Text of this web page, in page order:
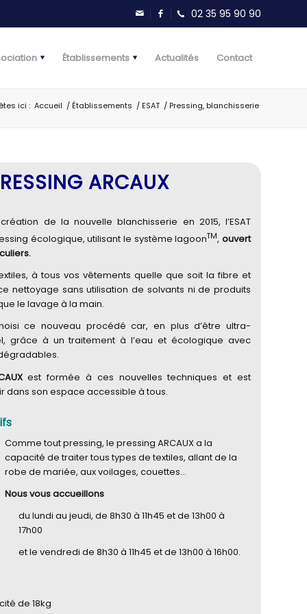
Établissements Actualités Contact
ici : Accueil / Établissements / ESAT / Pressing, blanchisserie
ARCAUX
de la nouvelle blanchisserie en 2015, l’ESAT
écologique, utilisant le système lagoonTM, ouvert
à tous vos vêtements quelle que soit la fibre et
nettoyage sans utilisation de solvants ni de produits
le lavage à la main.
ce nouveau procédé car, en plus d’être ultra-
grâce à un traitement à l’eau et écologique avec
est formée à ces nouvelles techniques et est
dans son espace accessible à tous.
Comme tout pressing, le pressing ARCAUX a la
capacité de traiter tous types de textiles, allant de la
robe de mariée, aux voilages, couettes…
Nous vous accueillons
du lundi au jeudi, de 8h30 à 11h45 et de 13h00 à
17h00
et le vendredi de 8h30 à 11h45 et de 13h00 à 16h00.
de 18kg